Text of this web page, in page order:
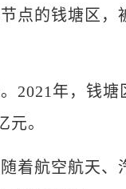
点的钱塘区
年，钱塘
元。
航空航天、